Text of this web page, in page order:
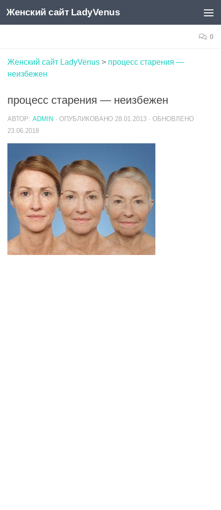
Skip to content
Женский сайт LadyVenus
0
Женский сайт LadyVenus > процесс старения —
неизбежен
процесс старения — неизбежен
АВТОР: ADMIN · ОПУБЛИКОВАНО 28.01.2013 · ОБНОВЛЕНО
23.06.2018